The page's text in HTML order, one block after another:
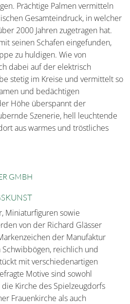
Prächtige Palmen vermitteln
Gesamteindruck, in welcher
2000 Jahren zugetragen hat.
seinen Schafen eingefunden,
zu huldigen. Wie von
dabei auf der elektrisch
stetig im Kreise und vermittelt so
und bedächtigen
Höhe überspannt der
Szenerie, hell leuchtende
aus warmes und tröstliches
GMBH
Miniaturfiguren sowie
von der Richard Glässer
der Manufaktur
reichlich und
mit verschiedenartigen
Motive sind sowohl
Kirche des Spielzeugdorfs
Frauenkirche als auch